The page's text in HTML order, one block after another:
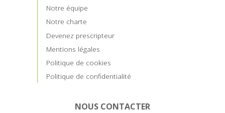
Notre équipe
Notre charte
Devenez prescripteur
Mentions légales
Politique de cookies
Politique de confidentialité
NOUS CONTACTER